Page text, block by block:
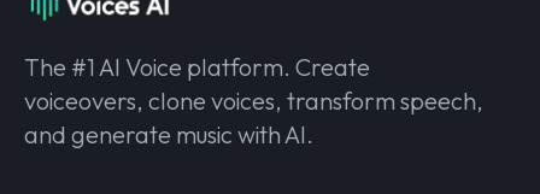
The #1 AI Voice platform. Create
voiceovers, clone voices, transform speech,
and generate music with AI.